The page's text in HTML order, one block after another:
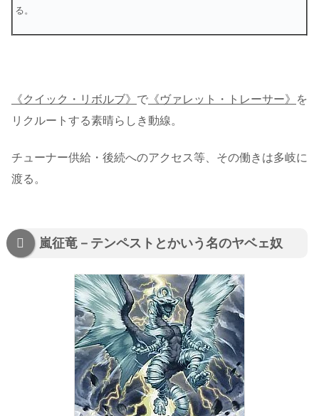
る。
《クイック・リボルブ》 で 《ヴァレット・トレーサー》
を
リクルートする素晴らしき動線。
チューナー供給・後続へのアクセス等、その働きは多岐に
渡る。
嵐征竜－テンペストとかいう名のヤベェ奴